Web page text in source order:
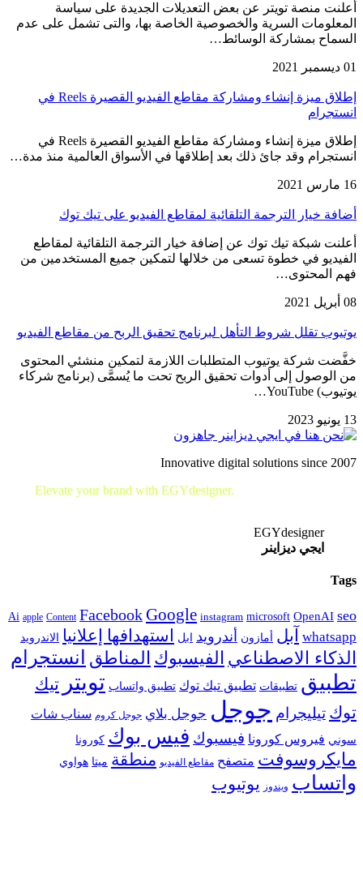
أعلنت منصة تويتر عن بعض التعديلات الجديدة على سياسة
المعلومات السرية والخصوصية الخاصة بها، والتى تشمل على عدم
السماح بمشاركة الوسائط…
01 ديسمبر 2021
إطلاق ميزة إنشاء ومشاركة مقاطع الفيديو القصيرة Reels في
انستجرام
إطلاق ميزة إنشاء ومشاركة مقاطع الفيديو القصيرة Reels في
انستجرام وقد جائ ذلك بعد إطلاقها في الأسواق العالمية منذ مدة…
16 مارس 2021
أضافة خيار الترجمة التلقائية لمقاطع الفيديو على تيك توك
أعلنت شبكة تيك توك عن إضافة خيار الترجمة التلقائية لمقاطع
الفيديو في خطوة تسعى من خلالها لتمكين جميع المستخدمين من
فهم المحتوى…
08 أبريل 2021
يوتيوب تقلل شروط التأهل لبرنامج تحقيق الربح من مقاطع الفيديو
خفَّضت شركة يوتيوب المتطلبات اللازمة لتمكين منشئي المحتوى
من الوصول إلى أدوات تحقيق الربح تحت ما يُسمَّى (برنامج شركاء
يوتيوب) YouTube…
13 يونيو 2023
Innovative digital solutions since 2007
Elevate your brand with EGYdesigner.
EGYdesigner
ايجي ديزاينر
Tags
Ai apple Content FacebookGoogle instagram microsoft OpenAI seo
whatsapp آبل أمازون أندرويد ابل استهدافها إعلانيا الاندرويد
الذكاء الاصطناعي الفيسبوك المناطق انستجرام
تطبيق تطبيقات تطبيق تيك توك تطبيق واتساب تويتر تيك
توك تيليجرام جوجل جوجل بلاي جوجل كروم سناب شات
سوني فيروس كورونا فيسبوك فيس بوك كورونا
مايكروسوفت متصفح مقاطع الفيديو منطقة ميتا هواوي
واتساب ويندوز يوتيوب